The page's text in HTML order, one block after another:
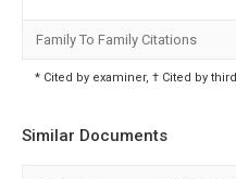
Family To Family Citations
* Cited by examiner, † Cited by
Similar Documents